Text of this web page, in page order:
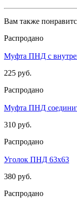
Вам также
Распродано
Муфта ПНД с
225 руб.
Распродано
Муфта ПНД
310 руб.
Распродано
Уголок ПНД 63х63
380 руб.
Распродано